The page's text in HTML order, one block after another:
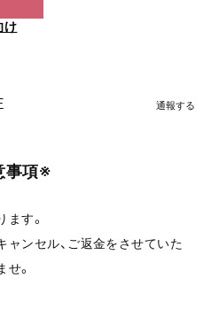
け
通報する
事項※
す。
ンセル、ご返金をさせていた
。